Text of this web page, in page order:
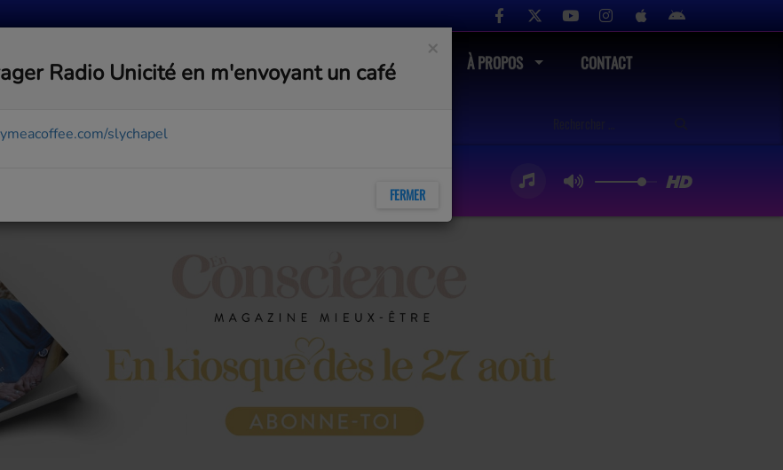
ACTUALITÉS MÉDIAS COMMUNAUTÉ À PROPOS CONTACT
×
Radio Unicité en m'envoyant un café
slychapel
FERMER